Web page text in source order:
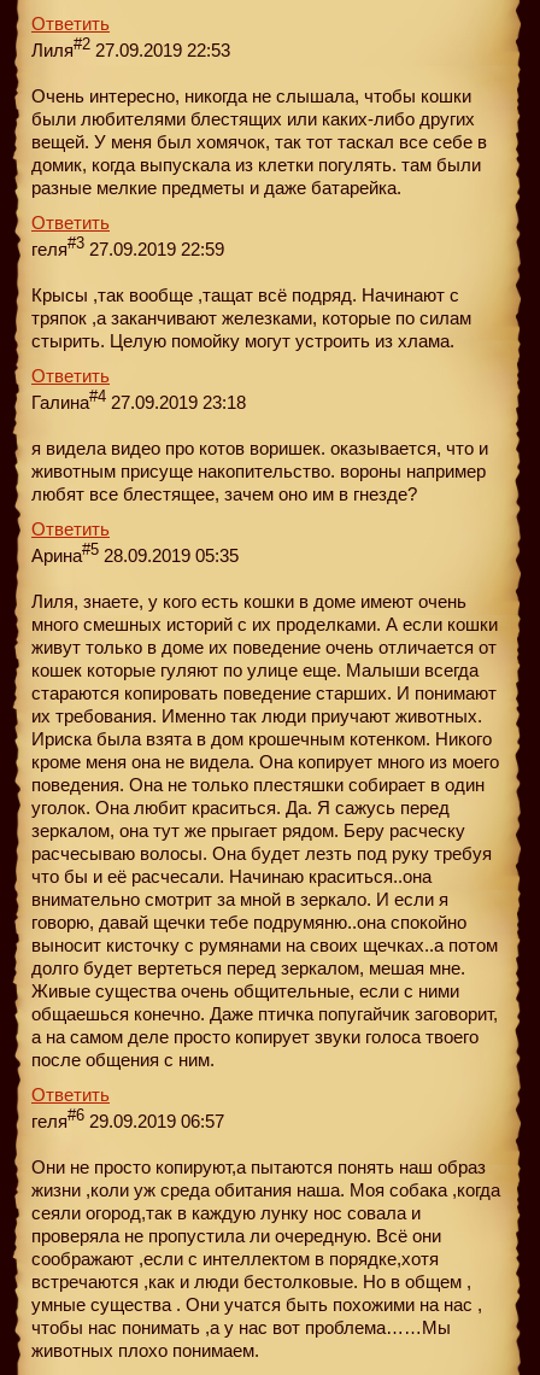
Ответить
Лиля#2 27.09.2019 22:53
Очень интересно, никогда не слышала, чтобы кошки
были любителями блестящих или каких-либо других
вещей. У меня был хомячок, так тот таскал все себе в
домик, когда выпускала из клетки погулять. там были
разные мелкие предметы и даже батарейка.
Ответить
геля#3 27.09.2019 22:59
Крысы ,так вообще ,тащат всё подряд. Начинают с
тряпок ,а заканчивают железками, которые по силам
стырить. Целую помойку могут устроить из хлама.
Ответить
Галина#4 27.09.2019 23:18
я видела видео про котов воришек. оказывается, что и
животным присуще накопительство. вороны например
любят все блестящее, зачем оно им в гнезде?
Ответить
Арина#5 28.09.2019 05:35
Лиля, знаете, у кого есть кошки в доме имеют очень
много смешных историй с их проделками. А если кошки
живут только в доме их поведение очень отличается от
кошек которые гуляют по улице еще. Малыши всегда
стараются копировать поведение старших. И понимают
их требования. Именно так люди приучают животных.
Ириска была взята в дом крошечным котенком. Никого
кроме меня она не видела. Она копирует много из моего
поведения. Она не только плестяшки собирает в один
уголок. Она любит краситься. Да. Я сажусь перед
зеркалом, она тут же прыгает рядом. Беру расческу
расчесываю волосы. Она будет лезть под руку требуя
что бы и её расчесали. Начинаю краситься..она
внимательно смотрит за мной в зеркало. И если я
говорю, давай щечки тебе подрумяню..она спокойно
выносит кисточку с румянами на своих щечках..а потом
долго будет вертеться перед зеркалом, мешая мне.
Живые существа очень общительные, если с ними
общаешься конечно. Даже птичка попугайчик заговорит,
а на самом деле просто копирует звуки голоса твоего
после общения с ним.
Ответить
геля#6 29.09.2019 06:57
Они не просто копируют,а пытаются понять наш образ
жизни ,коли уж среда обитания наша. Моя собака ,когда
сеяли огород,так в каждую лунку нос совала и
проверяла не пропустила ли очередную. Всё они
соображают ,если с интеллектом в порядке,хотя
встречаются ,как и люди бестолковые. Но в общем ,
умные существа . Они учатся быть похожими на нас ,
чтобы нас понимать ,а у нас вот проблема……Мы
животных плохо понимаем.